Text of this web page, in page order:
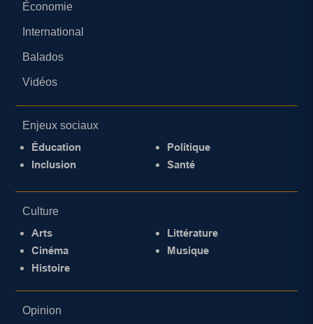
Économie
International
Balados
Vidéos
Enjeux sociaux
Éducation
Inclusion
Politique
Santé
Culture
Arts
Cinéma
Histoire
Littérature
Musique
Opinion